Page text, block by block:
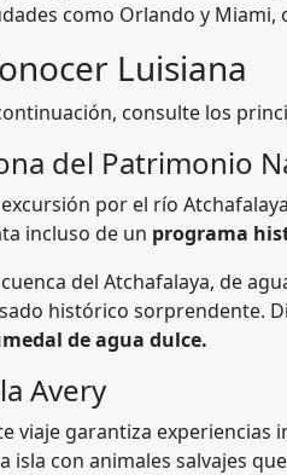
como Orlando y Miami,
Luisiana
consulte los
del Patrimonio
excursión por el río
incluso de un programa
cuenca del Atchafalaya, de
histórico sorprendente.
de agua dulce.
Avery
viaje garantiza experiencias
isla con animales salvajes